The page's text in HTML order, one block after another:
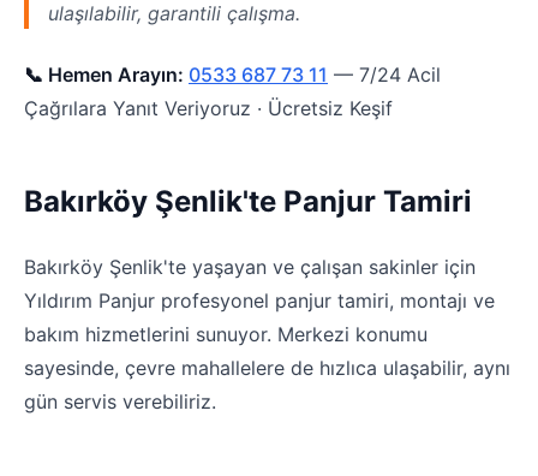
ulaşılabilir, garantili çalışma.
📞 Hemen Arayın: 0533 687 73 11 — 7/24 Acil
Çağrılara Yanıt Veriyoruz · Ücretsiz Keşif
Bakırköy Şenlik'te Panjur Tamiri
Bakırköy Şenlik'te yaşayan ve çalışan sakinler için
Yıldırım Panjur profesyonel panjur tamiri, montajı ve
bakım hizmetlerini sunuyor. Merkezi konumu
sayesinde, çevre mahallelere de hızlıca ulaşabilir, aynı
gün servis verebiliriz.